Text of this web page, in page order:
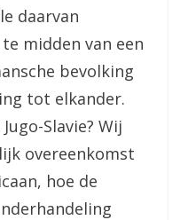
daarvan
midden van een
bevolking
tot elkander.
Slavie? Wij
overeenkomst
hoe de